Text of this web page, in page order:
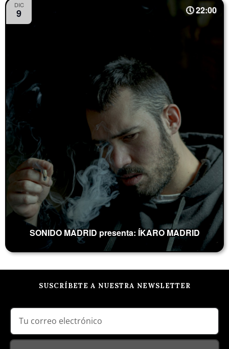
DIC
9 22:00
SONIDO MADRID presenta: ÍKARO MADRID
SUSCRÍBETE A NUESTRA NEWSLETTER